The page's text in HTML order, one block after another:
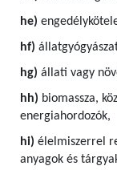
he)
hf)
hg) állati vagy
hh) biomassza,
energiahordozók,
hi) élelmiszerrel
anyagok és